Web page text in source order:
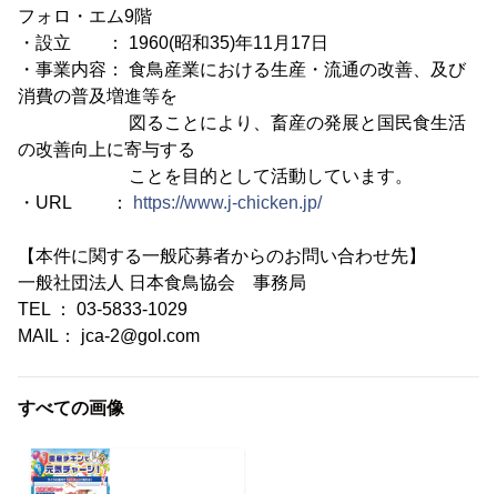
フォロ・エム9階
・設立 ： 1960(昭和35)年11月17日
・事業内容： 食鳥産業における生産・流通の改善、及び
消費の普及増進等を
図ることにより、畜産の発展と国民食生活
の改善向上に寄与する
ことを目的として活動しています。
・URL ：
https://www.j-chicken.jp/
【本件に関する一般応募者からのお問い合わせ先】
一般社団法人 日本食鳥協会 事務局
TEL ： 03-5833-1029
MAIL： jca-2@gol.com
すべての画像